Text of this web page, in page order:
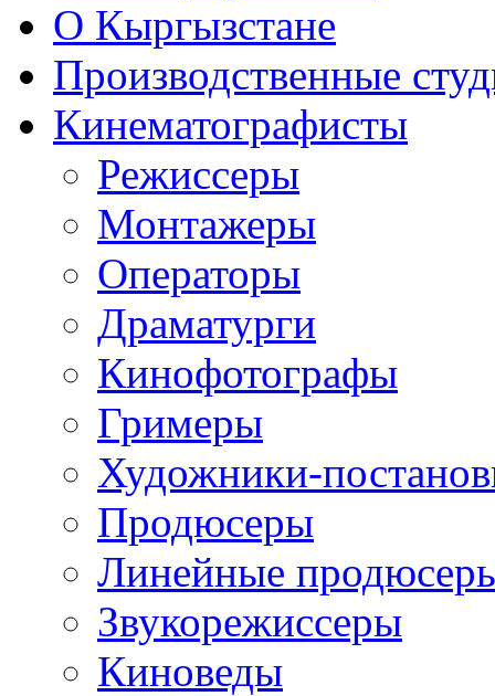
О Кыргызстане
Производственные
Кинематографисты
Режиссеры
Монтажеры
Операторы
Драматурги
Кинофотографы
Гримеры
Художники-
Продюсеры
Линейные
Звукорежиссеры
Киноведы